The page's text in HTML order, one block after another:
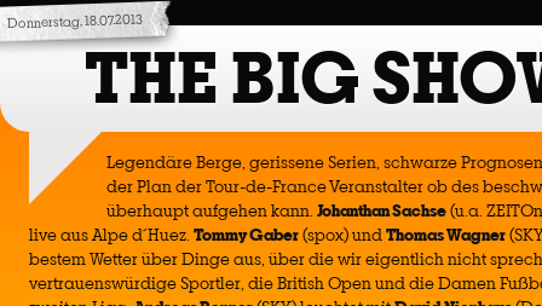
Donnerstag, 18.07.2013
THE BIG
Legendäre Berge, gerissene Serien, schwarze
der Plan der Tour-de-France Veranstalter ob des
überhaupt aufgehen kann.Johanthan Sachse(u.a.
live aus Alpe d´Huez.Tommy Gaber(spox) undThomas Wagner
bestem Wetter über Dinge aus, über die wir eigentlich nicht
vertrauenswürdige Sportler, die British Open und die Damen